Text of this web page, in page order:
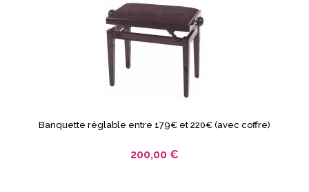
Banquette réglable entre 179€ et 220€ (avec coffre)
200,00 €